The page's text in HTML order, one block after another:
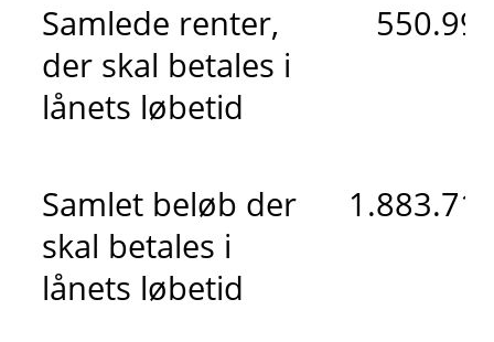
Samlede renter,
der skal betales i
lånets løbetid
Samlet beløb der
skal betales i
lånets løbetid